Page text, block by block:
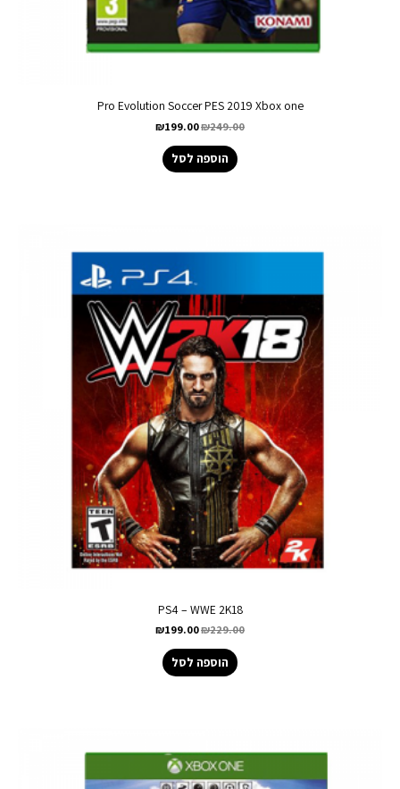
Pro Evolution Soccer PES 2019 Xbox one
₪249.00
₪199.00
הוספה לסל
PS4 – WWE 2K18
₪229.00
₪199.00
הוספה לסל